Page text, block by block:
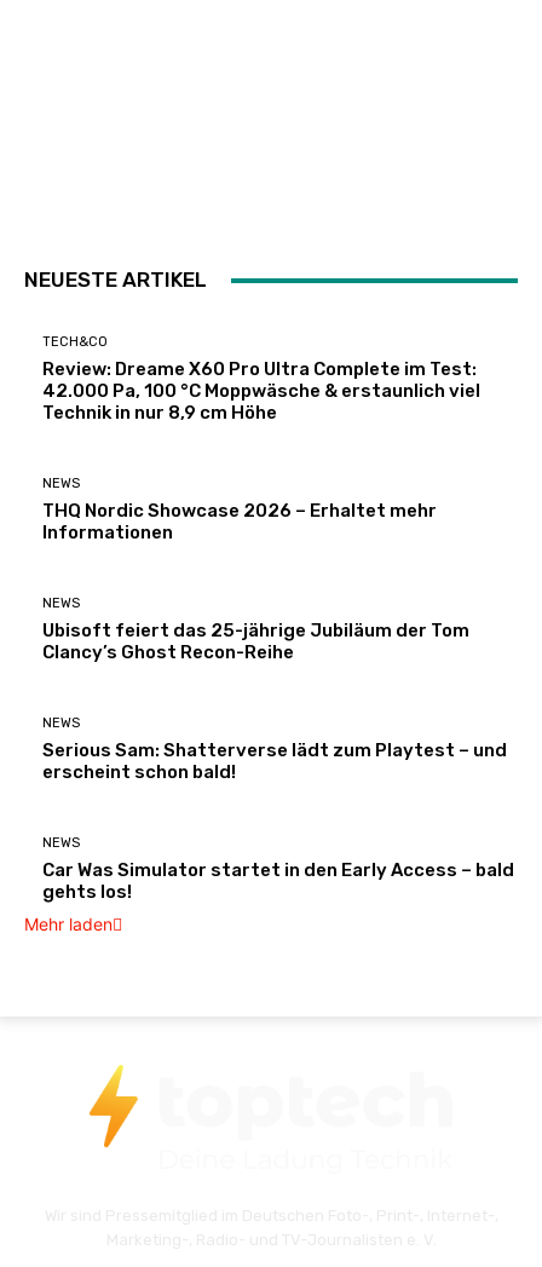
NEUESTE ARTIKEL
TECH&CO
Review: Dreame X60 Pro Ultra Complete im Test:
42.000 Pa, 100 °C Moppwäsche & erstaunlich viel
Technik in nur 8,9 cm Höhe
NEWS
THQ Nordic Showcase 2026 – Erhaltet mehr
Informationen
NEWS
Ubisoft feiert das 25-jährige Jubiläum der Tom
Clancy’s Ghost Recon-Reihe
NEWS
Serious Sam: Shatterverse lädt zum Playtest – und
erscheint schon bald!
NEWS
Car Was Simulator startet in den Early Access – bald
gehts los!
Mehr laden